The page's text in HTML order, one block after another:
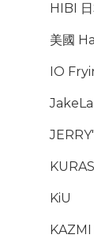
HIBI
美國
IO
KiU
KAZMI